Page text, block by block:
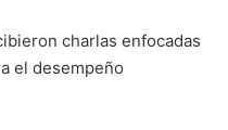
charlas enfocadas
el desempeño